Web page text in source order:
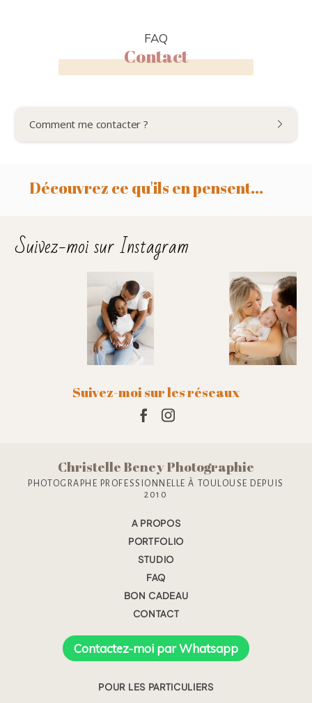
FAQ
Contact
Comment me contacter ?
Découvrez ce qu'ils en pensent...
Suivez-moi sur Instagram
Suivez-moi sur les réseaux
Christelle Beney Photographie
PHOTOGRAPHE PROFESSIONNELLE À TOULOUSE DEPUIS
2010
A PROPOS
PORTFOLIO
STUDIO
FAQ
BON CADEAU
CONTACT
Contactez-moi par Whatsapp
POUR LES PARTICULIERS